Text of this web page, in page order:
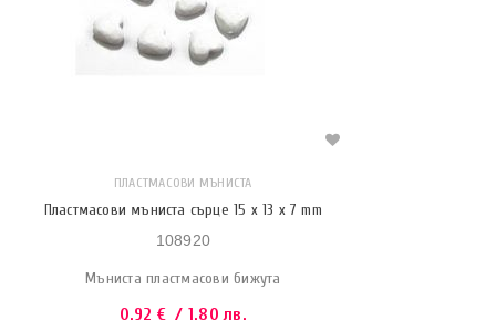
ПЛАСТМАСОВИ МЪНИСТА
Пластмасови мъниста сърце 15 x 13 x 7 mm
108920
Мъниста пластмасови бижута
0.92 € / 1.80 лв.